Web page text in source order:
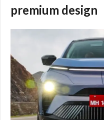
premium design